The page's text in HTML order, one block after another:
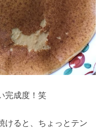
完成度！笑
けると、ちょっとテン